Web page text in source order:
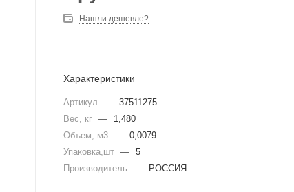
Нашли дешевле?
Характеристики
Артикул — 37511275
Вес, кг —
1,480
Объем, м3 — 0,0079
Упаковка,шт — 5
Производитель
— РОССИЯ